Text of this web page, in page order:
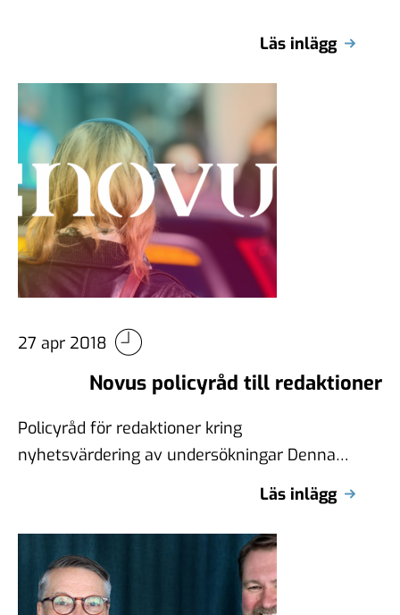
Läs inlägg
27 apr 2018
Novus policyråd till redaktioner
Policyråd för redaktioner kring
nyhetsvärdering av undersökningar Denna
Läs inlägg